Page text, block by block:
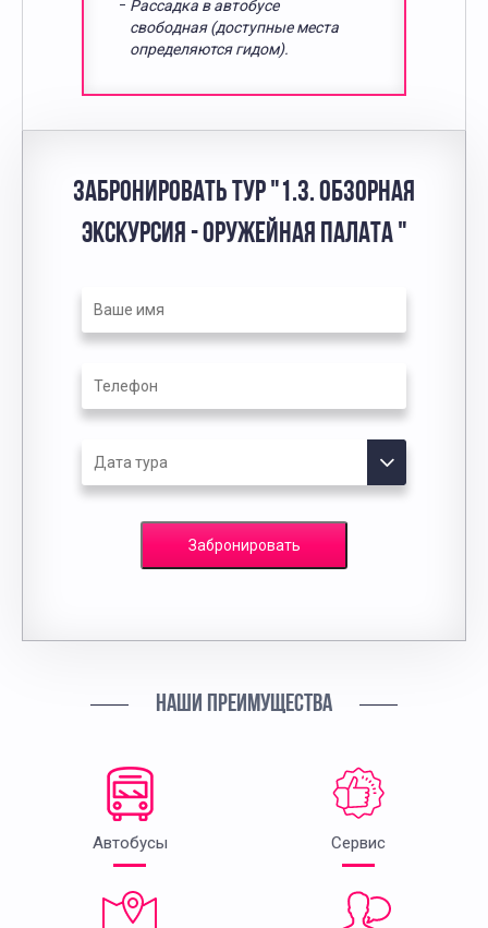
Рассадка в автобусе
свободная (доступные места
определяются гидом).
ЗАБРОНИРОВАТЬ ТУР "1.3. ОБЗОРНАЯ
ЭКСКУРСИЯ - ОРУЖЕЙНАЯ ПАЛАТА "
Забронировать
НАШИ ПРЕИМУЩЕСТВА
Автобусы Сервис